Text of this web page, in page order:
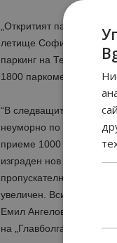
„Откритият паркинг е
летище София. След
паркинг на Терминал 2.
1800 паркоместа.“, каза
“В следващите шест
неуморно по
приеме 1000
изграден нов път, ще
пропускателния режим
увеличен. Всички
Емил Ангелов, главен
на „Главболгарстрой